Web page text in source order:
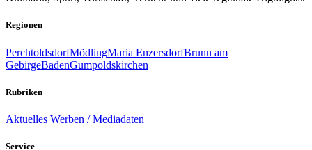
Regionen
PerchtoldsdorfMödlingMaria EnzersdorfBrunn am
GebirgeBadenGumpoldskirchen
Rubriken
Aktuelles Werben / Mediadaten
Service